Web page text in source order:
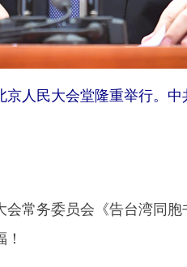
人民大会堂隆重举行。中
务委员会《告台湾同胞